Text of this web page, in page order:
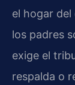
el hogar
los padres
exige el
respalda o